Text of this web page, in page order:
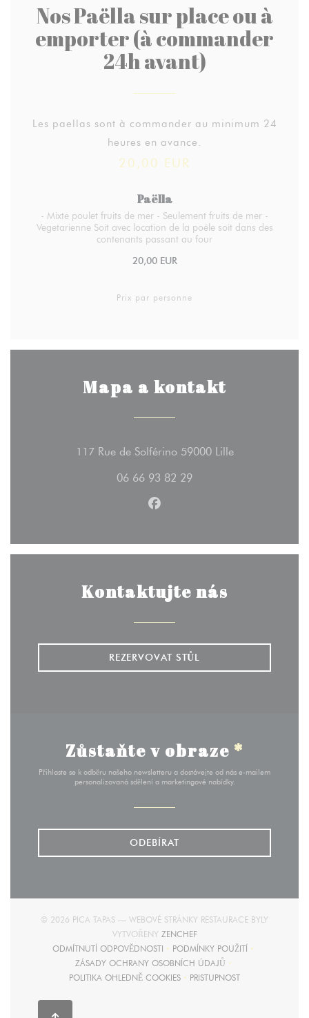
Nos Paëlla sur place ou à
emporter (à commander
24h avant)
Les paellas sont à commander au minimum 24
heures en avance.
20,00 EUR
Paëlla
- Mixte poulet fruits de mer - Seulement fruits de mer -
Vegetarienne Soit avec location de la poële soit dans des
contenants passant au four
20,00 EUR
Prix par personne
Mapa a kontakt
117 Rue de Solférino 59000 Lille((otevře se v
06 66 93 82 29
Facebook ((otevře se v
Kontaktujte nás
REZERVOVAT STŮL
Zůstaňte v obraze *
Přihlaste se k odběru našeho newsletteru a dostávejte od nás e-mailem
personalizovaná sdělení a marketingové nabídky.
ODEBÍRAT
© 2026 PICA TAPAS — WEBOVÉ STRÁNKY RESTAURACE BYLY
VYTVOŘENY ZENCHEF((OTEVŘE SE V NOVÉM OKNĚ))
ODMÍTNUTÍ ODPOVĚDNOSTI
((OTEVŘE SE V NOVÉM OKNĚ))
PODMÍNKY POUŽITÍ
((OTEVŘE SE V NOVÉM
ZÁSADY OCHRANY OSOBNÍCH ÚDAJŮ
((OTEVŘE SE V NOVÉM OKNĚ))
POLITIKA OHLEDNĚ COOKIES
((OTEVŘE SE V NOVÉM OKNĚ))
PRISTUPNOST
((OTEVŘE SE V NOVÉM